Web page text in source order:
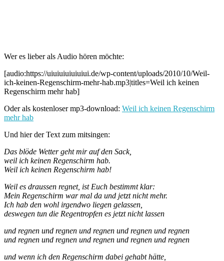
Wer es lieber als Audio hören möchte:
[audio:https://uiuiuiuiuiuiui.de/wp-content/uploads/2010/10/Weil-
ich-keinen-Regenschirm-mehr-hab.mp3|titles=Weil ich keinen
Regenschirm mehr hab]
Oder als kostenloser mp3-download: Weil ich keinen Regenschirm
mehr hab
Und hier der Text zum mitsingen:
Das blöde Wetter geht mir auf den Sack,
weil ich keinen Regenschirm hab.
Weil ich keinen Regenschirm hab!
Weil es draussen regnet, ist Euch bestimmt klar:
Mein Regenschirm war mal da und jetzt nicht mehr.
Ich hab den wohl irgendwo liegen gelassen,
deswegen tun die Regentropfen es jetzt nicht lassen
und regnen und regnen und regnen und regnen und regnen
und regnen und regnen und regnen und regnen und regnen
und wenn ich den Regenschirm dabei gehabt hätte,